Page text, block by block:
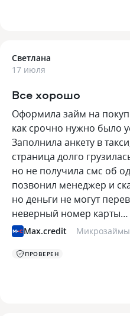
Светлана
17 июля
Все хорошо
Оформила займ на
как срочно нужно было
Заполнила анкету в
страница долго
но не получила смс об
позвонил менеджер и
но деньги не могут
неверный номер карты…
Max.credit Микрозаймы
ПРОВЕРЕН